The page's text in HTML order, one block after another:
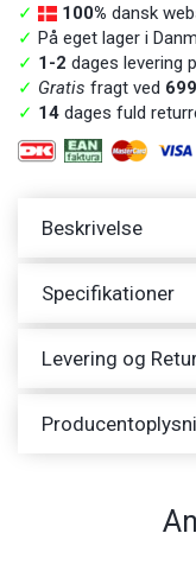
✓ 100% dansk
✓ På eget lager i
✓ 1-2 dages levering
✓ Gratis fragt ved
✓ 14 dages fuld
Beskrivelse
Specifikationer
Levering og